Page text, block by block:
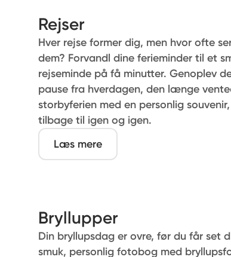
Rejser
Hver rejse former dig, men hvor ofte
dem? Forvandl dine ferieminder til et
rejseminde på få minutter. Genoplev
pause fra hverdagen, den længe
storbyferien med en personlig
tilbage til igen og igen.
Læs mere
Bryllupper
Din bryllupsdag er ovre, før du får set
smuk, personlig fotobog med